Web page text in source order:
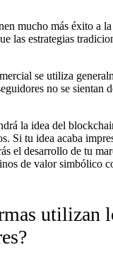
mucho más éxito a
las estrategias
se utiliza
no se sientan
la idea del
Si tu idea acaba
el desarrollo de tu
de valor simbólico
utilizan